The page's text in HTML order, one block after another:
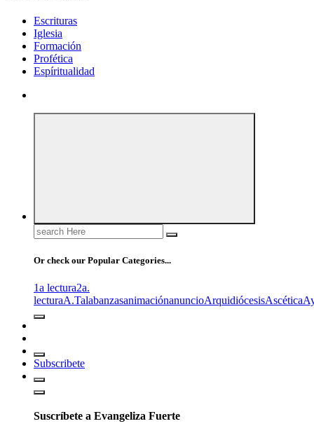
Escrituras
Iglesia
Formación
Profética
Espíritualidad
Search
for:
Or check our Popular Categories...
1a lectura2a.
lecturaA.TalabanzasanimaciónanuncioArquidiócesisAscética
Subscribete
Suscríbete a Evangeliza Fuerte